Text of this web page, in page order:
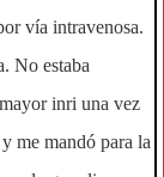
vía intravenosa.
No estaba
inri una vez
me mandó para la